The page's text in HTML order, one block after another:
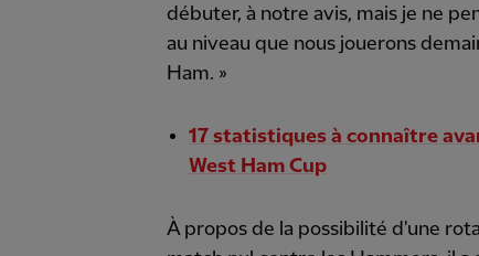
débuter, à notre avis, mais je ne
au niveau que nous jouerons
Ham. »
17 statistiques à connaître
West Ham Cup
À propos de la possibilité d'une